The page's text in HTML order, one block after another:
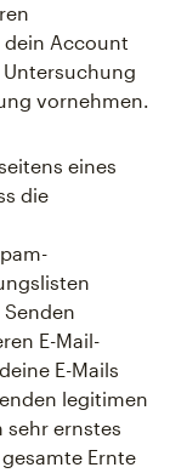
Account
vornehmen.
eines
die
E-Mail-
E-Mails
legitimen
sehr ernstes
Ernte